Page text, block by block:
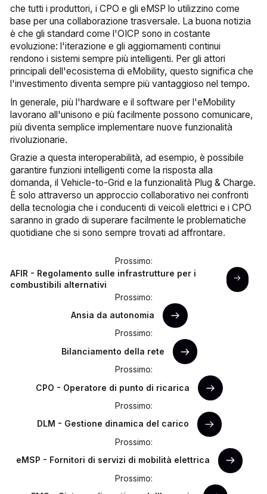
che tutti i produttori, i CPO e gli eMSP lo utilizzino come
base per una collaborazione trasversale. La buona notizia
è che gli standard come l'OICP sono in costante
evoluzione: l'iterazione e gli aggiornamenti continui
rendono i sistemi sempre più intelligenti. Per gli attori
principali dell'ecosistema di eMobility, questo significa che
l'investimento diventa sempre più vantaggioso nel tempo.
In generale, più l'hardware e il software per l'eMobility
lavorano all'unisono e più facilmente possono comunicare,
più diventa semplice implementare nuove funzionalità
rivoluzionarie.
Grazie a questa interoperabilità, ad esempio, è possibile
garantire funzioni intelligenti come la risposta alla
domanda, il Vehicle-to-Grid e la funzionalità Plug & Charge.
È solo attraverso un approccio collaborativo nei confronti
della tecnologia che i conducenti di veicoli elettrici e i CPO
saranno in grado di superare facilmente le problematiche
quotidiane che si sono sempre trovati ad affrontare.
Prossimo:
AFIR - Regolamento sulle infrastrutture per i
combustibili alternativi
Prossimo:
Ansia da autonomia
Prossimo:
Bilanciamento della rete
Prossimo:
CPO - Operatore di punto di ricarica
Prossimo:
DLM - Gestione dinamica del carico
Prossimo:
eMSP - Fornitori di servizi di mobilità elettrica
Prossimo: